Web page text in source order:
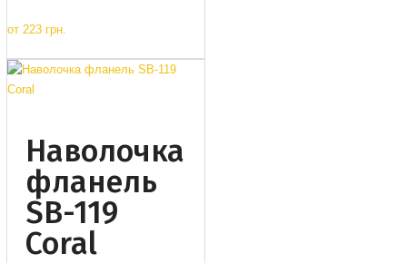
от 223 грн.
Наволочка
фланель
SB-119
Coral